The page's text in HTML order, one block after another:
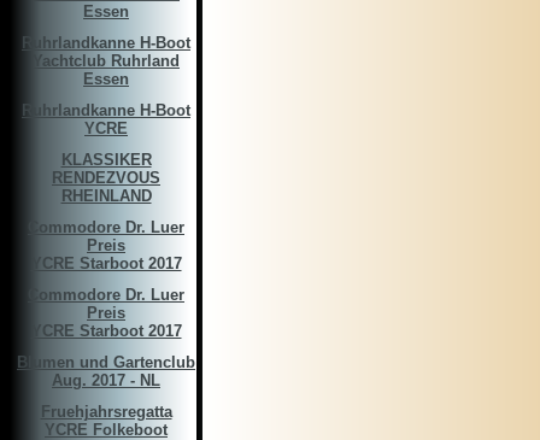
Essen
Ruhrlandkanne H-Boot
Yachtclub Ruhrland
Essen
Ruhrlandkanne H-Boot
YCRE
KLASSIKER
RENDEZVOUS
RHEINLAND
Commodore Dr. Luer
Preis
YCRE Starboot 2017
Commodore Dr. Luer
Preis
YCRE Starboot 2017
Blumen und Gartenclub
Aug. 2017 - NL
Fruehjahrsregatta
YCRE Folkeboot